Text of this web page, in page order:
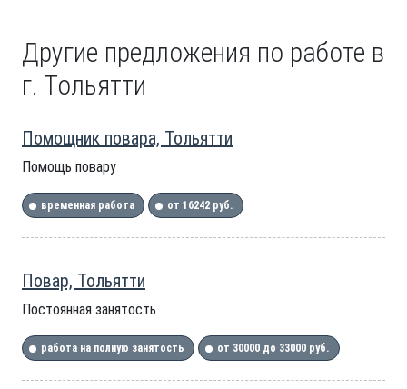
Другие предложения по работе в
г. Тольятти
Помощник повара, Тольятти
Помощь повару
временная работа от 16242 руб.
Повар, Тольятти
Постоянная занятость
работа на полную занятость от 30000 до 33000 руб.